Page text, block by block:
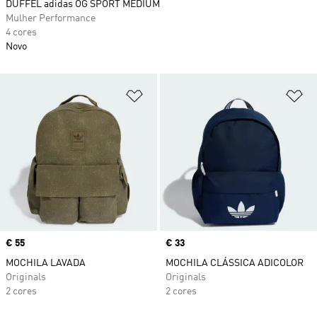
Price
€ 55
MOCHILA LAVADA
Originals
2 cores
Price
€ 33
MOCHILA CLÁSSICA ADICOLOR
Originals
2 cores
DUFFEL adidas OG SPORT MEDIUM
Mulher Performance
4 cores
Novo